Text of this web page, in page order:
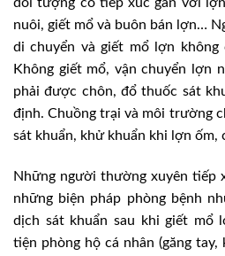
nuôi, giết mổ và buôn bán lợn…
di chuyển và giết mổ lợn không
Không giết mổ, vận chuyển lợn
phải được chôn, đổ thuốc sát
định. Chuồng trại và môi trường
sát khuẩn, khử khuẩn khi lợn ốm,
Những người thường xuyên tiếp
những biện pháp phòng bệnh
dịch sát khuẩn sau khi giết mổ
tiện phòng hộ cá nhân (găng